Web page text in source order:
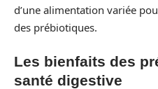
d’une alimentation variée
des prébiotiques.
Les bienfaits des
santé digestive